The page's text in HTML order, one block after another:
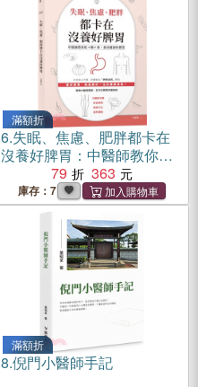
滿額折
6.失眠、焦慮、肥胖都卡在
沒養好脾胃：中醫師教你吃
＋動+按，養出健康好體質
79 363
庫存：7
滿額折
8.倪門小醫師手記